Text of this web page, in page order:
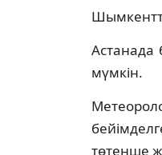
Астанада
мүмкін.
төтенше